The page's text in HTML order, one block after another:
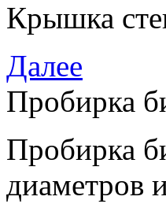
Крышка
Далее
Пробирка
Пробирка
диаметров